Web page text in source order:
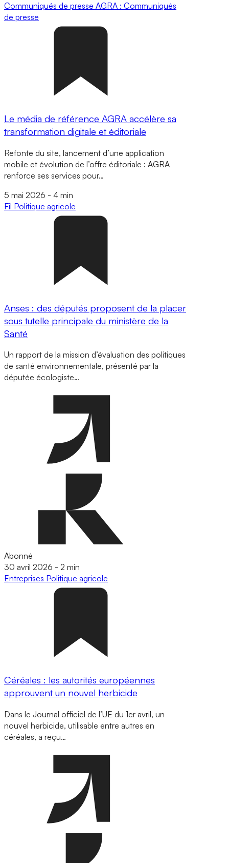
Communiqués de presse AGRA : Communiqués
de presse
Le média de référence AGRA accélère sa
transformation digitale et éditoriale
Refonte du site, lancement d’une application
mobile et évolution de l’offre éditoriale : AGRA
renforce ses services pour…
5 mai 2026 - 4 min
Fil Politique agricole
Anses : des députés proposent de la placer
sous tutelle principale du ministère de la
Santé
Un rapport de la mission d’évaluation des politiques
de santé environnementale, présenté par la
députée écologiste…
Abonné
30 avril 2026 - 2 min
Entreprises Politique agricole
Céréales : les autorités européennes
approuvent un nouvel herbicide
Dans le Journal officiel de l’UE du 1er avril, un
nouvel herbicide, utilisable entre autres en
céréales, a reçu…